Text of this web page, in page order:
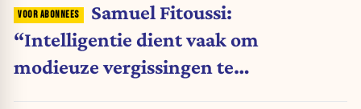
Samuel Fitoussi:
“Intelligentie dient vaak om
modieuze vergissingen te